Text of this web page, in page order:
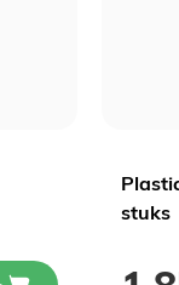
stuks